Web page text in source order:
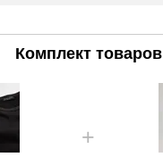
Комплект товаров